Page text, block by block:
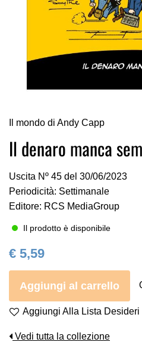
all'inizio
della
galleria
immagini
Il mondo di Andy Capp
Il denaro manca
Uscita Nº 45 del 30/06/2023
Periodicità: Settimanale
Editore: RCS MediaGroup
Il prodotto è disponibile
€ 5,59
Aggiungi al carrello
Aggiungi Alla Lista Desideri
Vedi tutta la collezione